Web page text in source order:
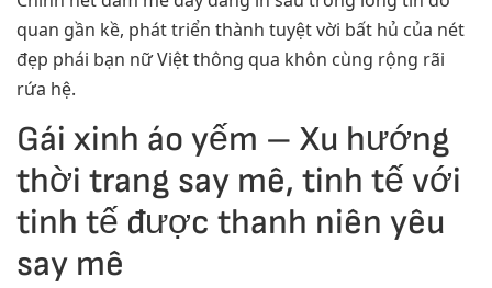
quan gần kề, phát triển thành tuyệt vời bất hủ của nét
đẹp phái bạn nữ Việt thông qua khôn cùng rộng rãi
rứa hệ.
Gái xinh áo yếm – Xu hướng
thời trang say mê, tinh tế với
tinh tế được thanh niên yêu
say mê